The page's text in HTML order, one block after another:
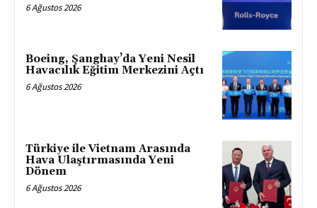
6 Ağustos 2026
Boeing, Şanghay’da Yeni Nesil
Havacılık Eğitim Merkezini Açtı
6 Ağustos 2026
Türkiye ile Vietnam Arasında
Hava Ulaştırmasında Yeni
Dönem
6 Ağustos 2026